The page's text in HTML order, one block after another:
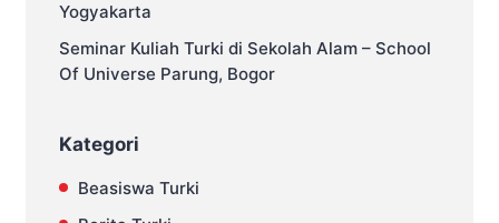
Yogyakarta
Seminar Kuliah Turki di Sekolah Alam – School
Of Universe Parung, Bogor
Kategori
Beasiswa Turki